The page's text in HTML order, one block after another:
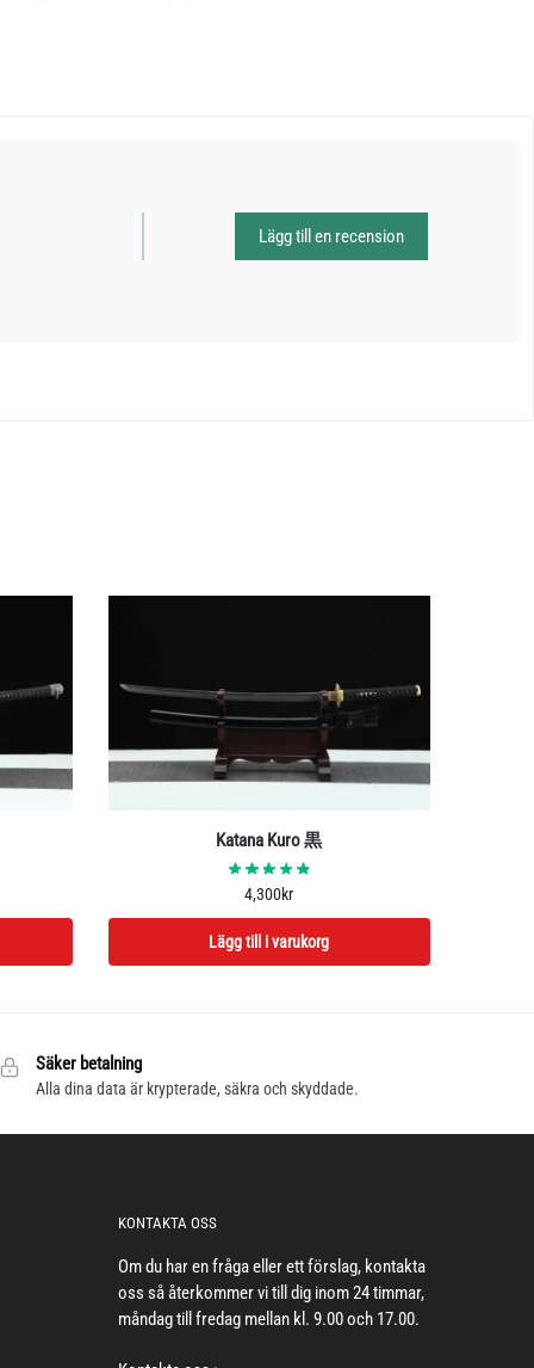
Lägg till en recension
Katana Kuro 黒
4,300kr
Lägg till i varukorg
Säker betalning
Alla dina data är krypterade, säkra och skyddade.
KONTAKTA OSS
Om du har en fråga eller ett förslag, kontakta
oss så återkommer vi till dig inom 24 timmar,
måndag till fredag mellan kl. 9.00 och 17.00.